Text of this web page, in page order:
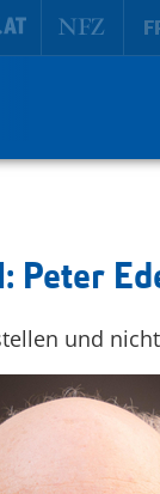
Peter
und